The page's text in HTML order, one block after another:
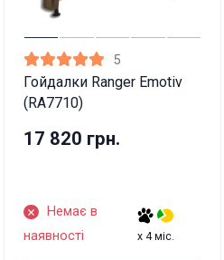
5
Гойдалки Ranger Emotiv
(RA7710)
17 820 грн.
Немає в
наявності
x 4 міс.